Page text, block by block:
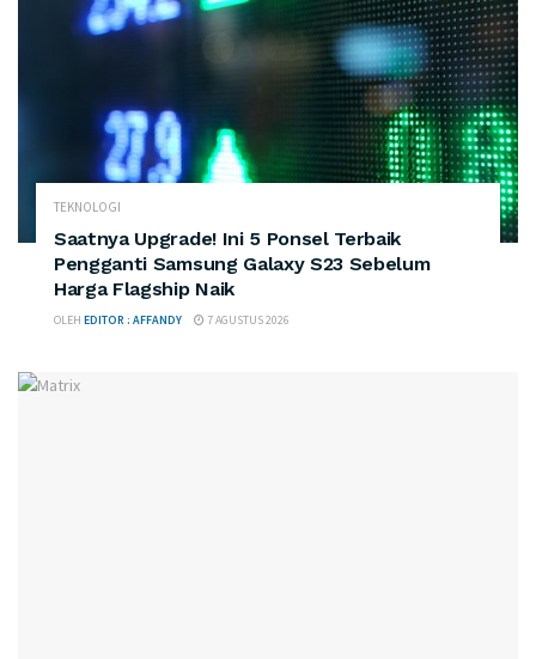
TEKNOLOGI
Saatnya Upgrade! Ini 5 Ponsel Terbaik
Pengganti Samsung Galaxy S23 Sebelum
Harga Flagship Naik
OLEH EDITOR : AFFANDY 7 AGUSTUS 2026